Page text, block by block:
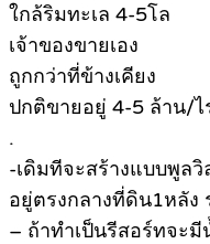
ใกล้ริมทะเล 4-5โล
เจ้าของขายเอง
ถูกกว่าที่ข้างเคียง
ปกติขายอยู่ 4-5 ล้าน/ไ
.
-เดิมทีจะสร้างแบบพูล
อยู่ตรงกลางที่ดิน1หลัง
– ถ้าทำเป็นรีสอร์ทจะ